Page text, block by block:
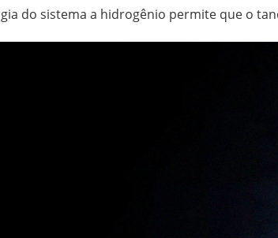
do sistema a hidrogênio permite que o